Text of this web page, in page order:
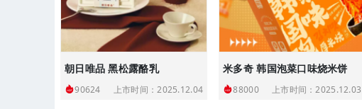
朝日唯品 黑松露酪乳
90624 上市时间：2025.12.04
米多奇 韩国泡菜口味烧米饼
88000 上市时间：2025.12.03